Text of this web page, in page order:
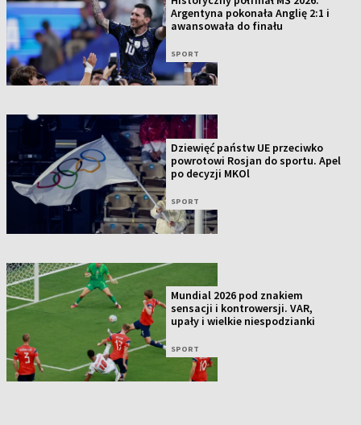
Argentyna pokonała Anglię 2:1 i
awansowała do finału
SPORT
Dziewięć państw UE przeciwko
powrotowi Rosjan do sportu. Apel
po decyzji MKOl
SPORT
Mundial 2026 pod znakiem
sensacji i kontrowersji. VAR,
upały i wielkie niespodzianki
SPORT